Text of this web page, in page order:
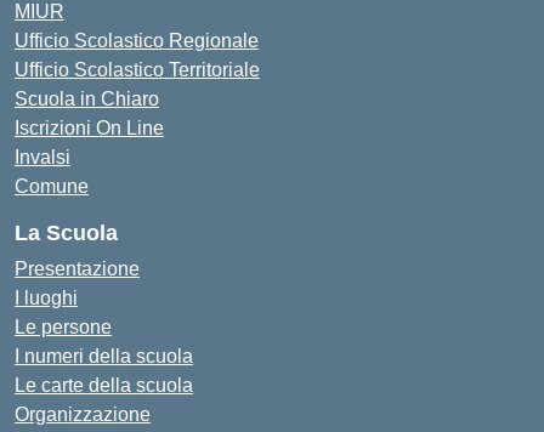
MIUR
Ufficio Scolastico Regionale
Ufficio Scolastico Territoriale
Scuola in Chiaro
Iscrizioni On Line
Invalsi
Comune
La Scuola
Presentazione
I luoghi
Le persone
I numeri della scuola
Le carte della scuola
Organizzazione